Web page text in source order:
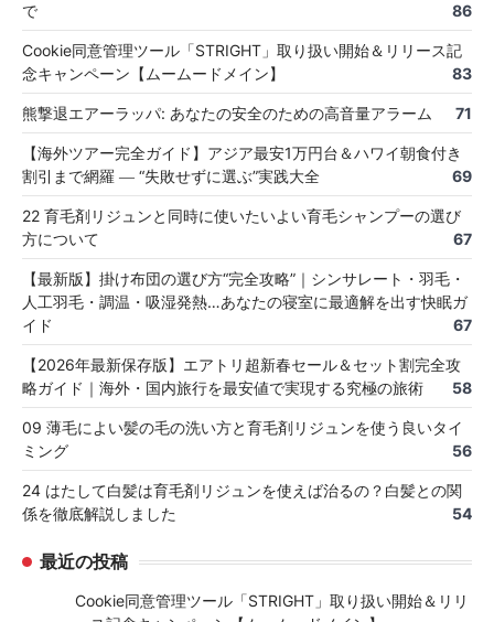
で
86
Cookie同意管理ツール「STRIGHT」取り扱い開始＆リリース記
念キャンペーン【ムームードメイン】
83
熊撃退エアーラッパ: あなたの安全のための高音量アラーム 71
【海外ツアー完全ガイド】アジア最安1万円台＆ハワイ朝食付き
割引まで網羅 ― “失敗せずに選ぶ”実践大全
69
22 育毛剤リジュンと同時に使いたいよい育毛シャンプーの選び
方について
67
【最新版】掛け布団の選び方“完全攻略”｜シンサレート・羽毛・
人工羽毛・調温・吸湿発熱…あなたの寝室に最適解を出す快眠ガ
イド
67
【2026年最新保存版】エアトリ超新春セール＆セット割完全攻
略ガイド｜海外・国内旅行を最安値で実現する究極の旅術
58
09 薄毛によい髪の毛の洗い方と育毛剤リジュンを使う良いタイ
ミング
56
24 はたして白髪は育毛剤リジュンを使えば治るの？白髪との関
係を徹底解説しました
54
最近の投稿
Cookie同意管理ツール「STRIGHT」取り扱い開始＆リリ